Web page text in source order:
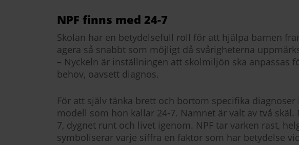
NPF finns med 24-7
Skolan har en betydelsefull roll för att hjälpa barnen
agera så snabbt som möjligt då svårigheterna
– Nyckeln är inställningen att skolmiljön ska anpassas
behov, oavsett diagnos.
För att själv tänka brett och bortom specifika
modell som hon kallar 24-7. Namnet är valt av två
7, dygnet runt och livet igenom. NPF tar varken rast,
symboliserar varje siffra en faktor som har betydelse